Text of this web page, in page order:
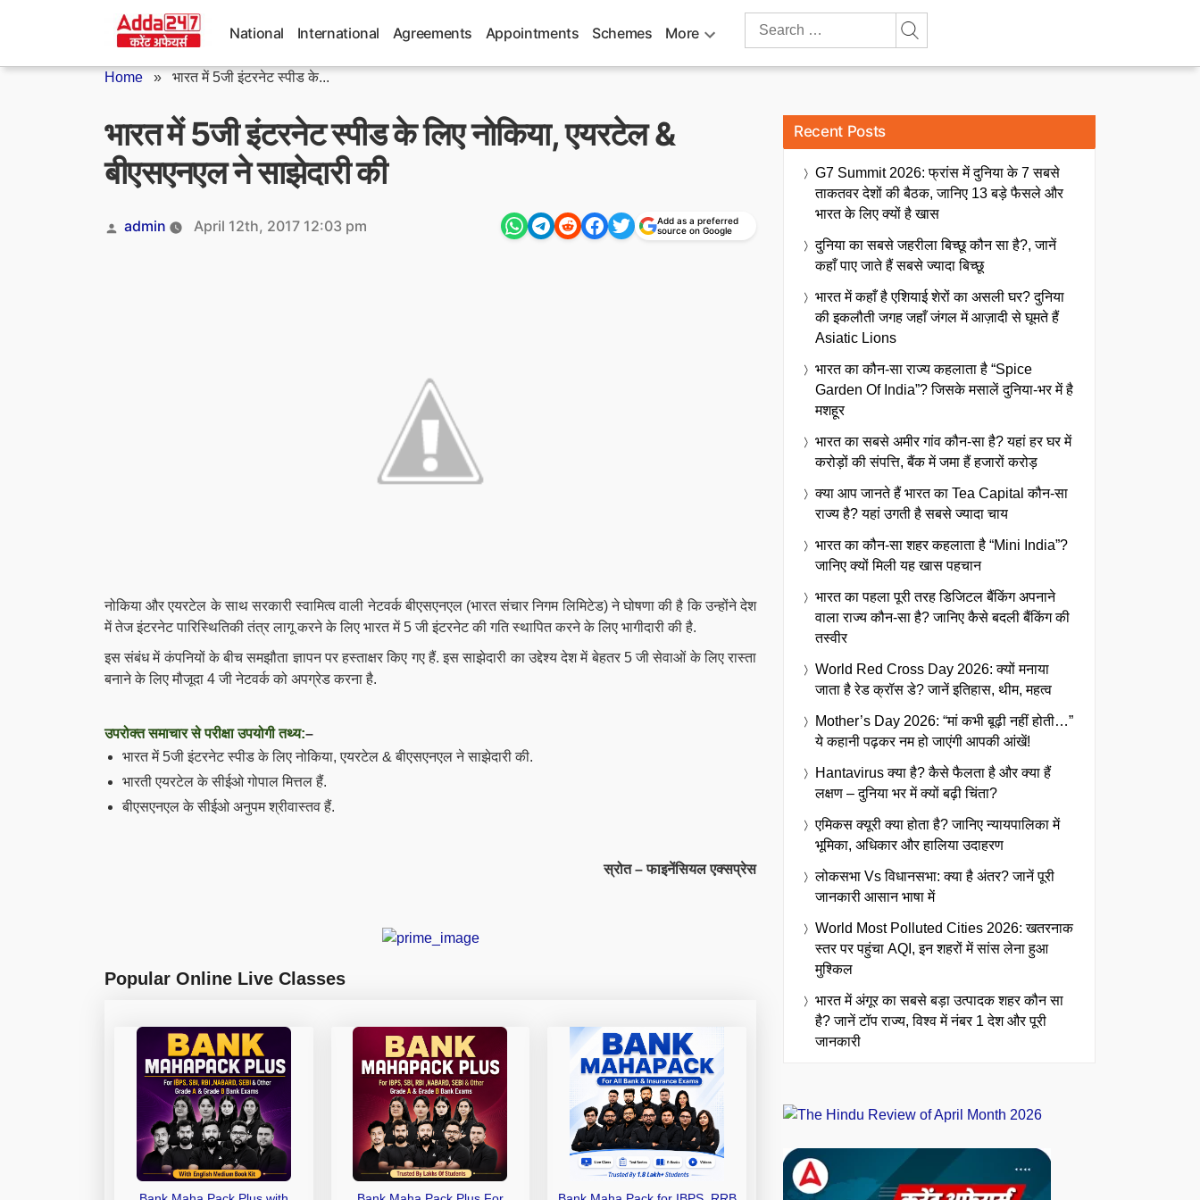
National International Agreements Appointments Schemes More
Search
Home » भारत में 5जी इंटरनेट स्पीड के...
भारत में 5जी इंटरनेट स्पीड के लिए नोकिया, एयरटेल &
बीएसएनएल ने साझेदारी की
Posted
admin April 12th, 2017 12:03 pm
Add as a preferred
source on Google
नोकिया और एयरटेल के साथ सरकारी स्वामित्व वाली नेटवर्क बीएसएनएल (भारत संचार निगम लिमिटेड) ने घोषणा की है कि उन्होंने देश
में तेज इंटरनेट पारिस्थितिकी तंत्र लागू करने के लिए भारत में 5 जी इंटरनेट की गति स्थापित करने के लिए भागीदारी की है.
इस संबंध में कंपनियों के बीच समझौता ज्ञापन पर हस्ताक्षर किए गए हैं. इस साझेदारी का उद्देश्य देश में बेहतर 5 जी सेवाओं के लिए रास्ता
बनाने के लिए मौजूदा 4 जी नेटवर्क को अपग्रेड करना है.
उपरोक्त समाचार से परीक्षा उपयोगी तथ्य:–
भारत में 5जी इंटरनेट स्पीड के लिए नोकिया, एयरटेल & बीएसएनएल ने साझेदारी की.
भारती एयरटेल के सीईओ गोपाल मित्तल हैं.
बीएसएनएल के सीईओ अनुपम श्रीवास्तव हैं.
स्रोत – फाइनेंसियल एक्सप्रेस
Popular Online Live Classes
Recent Posts
G7 Summit 2026: फ्रांस में दुनिया के 7 सबसे
ताकतवर देशों की बैठक, जानिए 13 बड़े फैसले और
भारत के लिए क्यों है खास
दुनिया का सबसे जहरीला बिच्छू कौन सा है?, जानें
कहाँ पाए जाते हैं सबसे ज्यादा बिच्छू
भारत में कहाँ है एशियाई शेरों का असली घर? दुनिया
की इकलौती जगह जहाँ जंगल में आज़ादी से घूमते हैं
Asiatic Lions
भारत का कौन-सा राज्य कहलाता है “Spice
Garden Of India”? जिसके मसालें दुनिया-भर में है
मशहूर
भारत का सबसे अमीर गांव कौन-सा है? यहां हर घर में
करोड़ों की संपत्ति, बैंक में जमा हैं हजारों करोड़
क्या आप जानते हैं भारत का Tea Capital कौन-सा
राज्य है? यहां उगती है सबसे ज्यादा चाय
भारत का कौन-सा शहर कहलाता है “Mini India”?
जानिए क्यों मिली यह खास पहचान
भारत का पहला पूरी तरह डिजिटल बैंकिंग अपनाने
वाला राज्य कौन-सा है? जानिए कैसे बदली बैंकिंग की
तस्वीर
World Red Cross Day 2026: क्यों मनाया
जाता है रेड क्रॉस डे? जानें इतिहास, थीम, महत्व
Mother’s Day 2026: “मां कभी बूढ़ी नहीं होती…”
ये कहानी पढ़कर नम हो जाएंगी आपकी आंखें!
Hantavirus क्या है? कैसे फैलता है और क्या हैं
लक्षण – दुनिया भर में क्यों बढ़ी चिंता?
एमिकस क्यूरी क्या होता है? जानिए न्यायपालिका में
भूमिका, अधिकार और हालिया उदाहरण
लोकसभा Vs विधानसभा: क्या है अंतर? जानें पूरी
जानकारी आसान भाषा में
World Most Polluted Cities 2026: खतरनाक
स्तर पर पहुंचा AQI, इन शहरों में सांस लेना हुआ
मुश्किल
भारत में अंगूर का सबसे बड़ा उत्पादक शहर कौन सा
है? जानें टॉप राज्य, विश्व में नंबर 1 देश और पूरी
जानकारी